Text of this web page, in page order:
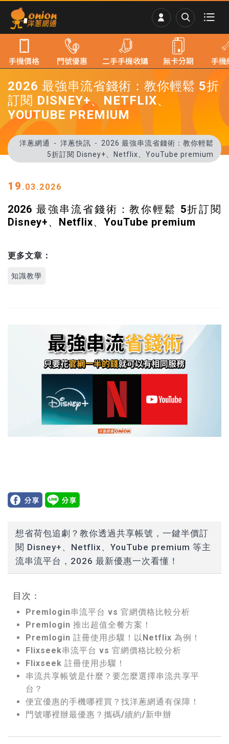
2026 最強串流省錢術：教你輕鬆 5折
訂閱 DISNEY+、NETFLIX、
YOUTUBE PREMIUM
洋蔥網通 洋蔥快訊
2026 最強串流省錢術：教你輕鬆
5折訂閱 Disney+、Netflix、YouTube premium
19 .03.2026
2026 最強串流省錢術：教你輕鬆 5折訂閱
Disney+、Netflix、YouTube premium
更多文章：
知識教學
想省荷包追劇？教你透過共享帳號，一鍵半價訂
閱 Disney+、Netflix、YouTube premium 等主
流串流平台，2026 最新優惠一次看懂！
目次：
Premlogin串流平台 vs 官網價格比較分析
Premlogin 推出超值全餐方案！
Premlogin 註冊使用步驟！以Netflix 為例！
Flixseek串流平台 vs 官網價格比較分析
Flixseek 註冊使用步驟！
串流共享帳號是什麼？要怎麼選擇串流共享平
台？
便宜優惠的手機哪裡買？找洋蔥網通有保障！
門號哪裡辦最優惠？攜碼/續約/新申辦
手機價格 門號優惠 二手手機收購 無卡分期 手機